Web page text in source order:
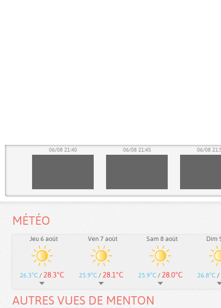
06/08 21:40 06/08 21:45 06/08
MÉTÉO
Jeu 6 août
26.3°C / 28.3°C
Ven 7 août
25.9°C / 28.1°C
Sam 8 août
25.9°C / 28.0°C
Dim
26.8°C /
AUTRES VUES DE MENTON